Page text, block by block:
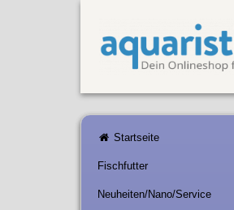
Startseite
Fischfutter
Neuheiten/Nano/Service